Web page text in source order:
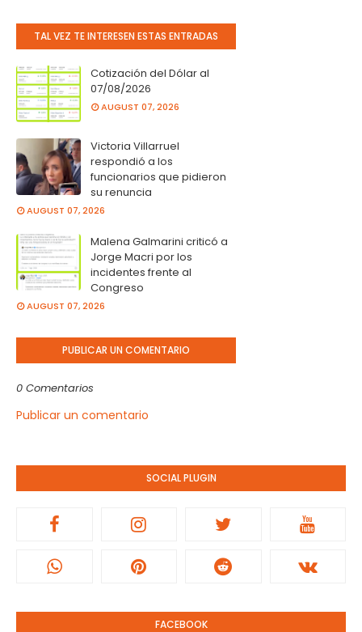
TAL VEZ TE INTERESEN ESTAS ENTRADAS
Cotización del Dólar al
07/08/2026
AUGUST 07, 2026
Victoria Villarruel
respondió a los
funcionarios que pidieron
su renuncia
AUGUST 07, 2026
Malena Galmarini criticó a
Jorge Macri por los
incidentes frente al
Congreso
AUGUST 07, 2026
PUBLICAR UN COMENTARIO
0 Comentarios
Publicar un comentario
SOCIAL PLUGIN
FACEBOOK